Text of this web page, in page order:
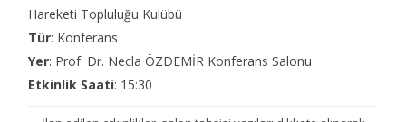
Hareketi Topluluğu Kulübü
Tür: Konferans
Yer: Prof. Dr. Necla ÖZDEMİR Konferans Salonu
Etkinlik Saati: 15:30